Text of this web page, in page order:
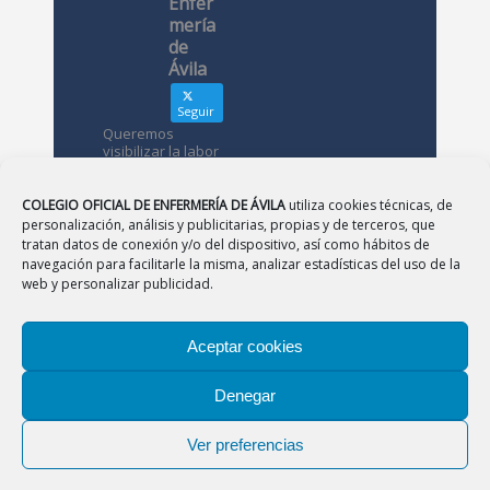
COLEGIO OFICIAL DE ENFERMERÍA DE ÁVILA utiliza cookies técnicas, de
personalización, análisis y publicitarias, propias y de terceros, que
tratan datos de conexión y/o del dispositivo, así como hábitos de
navegación para facilitarle la misma, analizar estadísticas del uso de la
web y personalizar publicidad.
Aceptar cookies
Denegar
Ver preferencias
mería
de
Ávila
Seguir
Queremos
visibilizar la labor
conoces?
Avatar Colegio
Oficial de
de Ávila
12 May
Enfermería
os
LEÓN|PALENCIA
|SEGOVIA|SORIA|VALLADOLID|ZAMORA